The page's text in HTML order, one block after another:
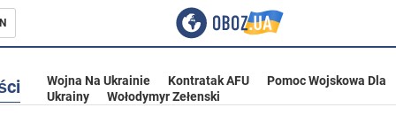
Wojna Na Ukrainie Kontratak AFU
Pomoc Wojskowa Dla
Ukrainy
Wołodymyr Zełenski